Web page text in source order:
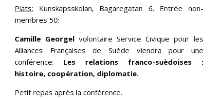
Plats: Kunskapsskolan, Bagaregatan 6. Entrée non-
membres 50:-
Camille Georgel volontaire Service Civique pour les
Alliances Françaises de Suède viendra pour une
conférence: Les relations franco-suèdoises :
histoire, coopération, diplomatie.
Petit repas après la conférence.